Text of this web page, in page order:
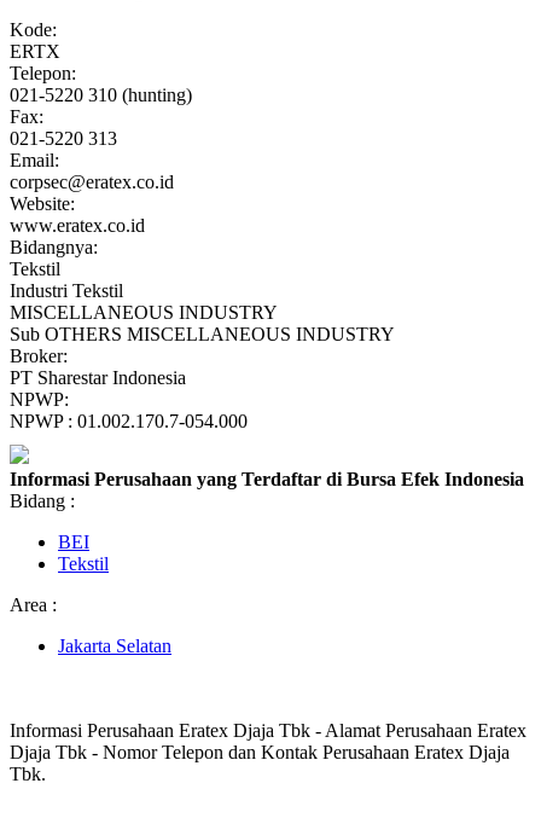
Kode:
ERTX
Telepon:
021-5220 310 (hunting)
Fax:
021-5220 313
Email:
corpsec@eratex.co.id
Website:
www.eratex.co.id
Bidangnya:
Tekstil
Industri Tekstil
MISCELLANEOUS INDUSTRY
Sub OTHERS MISCELLANEOUS INDUSTRY
Broker:
PT Sharestar Indonesia
NPWP:
NPWP : 01.002.170.7-054.000
Informasi Perusahaan yang Terdaftar di Bursa Efek Indonesia
Bidang :
BEI
Tekstil
Area :
Jakarta Selatan
Informasi Perusahaan Eratex Djaja Tbk - Alamat Perusahaan Eratex
Djaja Tbk - Nomor Telepon dan Kontak Perusahaan Eratex Djaja
Tbk.